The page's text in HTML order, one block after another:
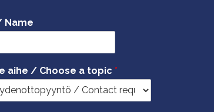
Name
aihe / Choose a topic *